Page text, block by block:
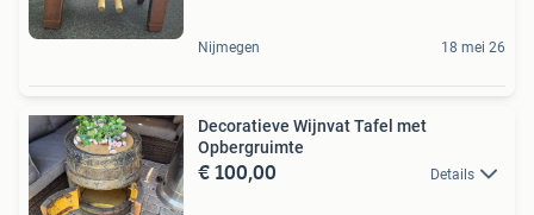
Nijmegen 18 mei 26
Decoratieve Wijnvat Tafel met
Opbergruimte
€ 100,00 Details